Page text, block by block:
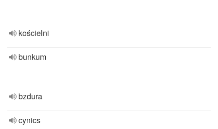
kościelni
bunkum
bzdura
cynics